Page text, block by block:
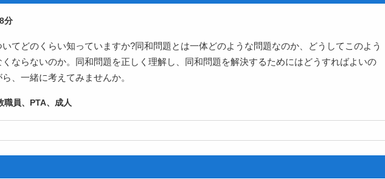
てどのくらい知っていますか?同和問題とは一体どのような問題なのか、どうしてこのよう
ならないのか。同和問題を正しく理解し、同和問題を解決するためにはどうすればよいの
、一緒に考えてみませんか。
職員、PTA、成人